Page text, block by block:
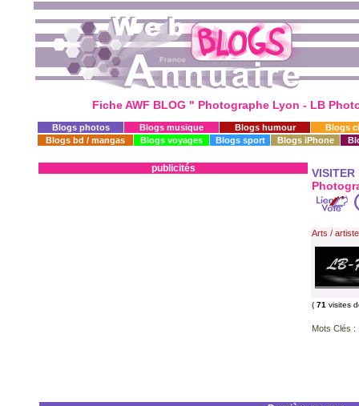
Fiche AWF BLOG " Photographe Lyon - LB
Blogs photos Blogs musique Blogs humour
Blogs
Blogs bd / mangas
Blogs voyages Blogs sport Blogs iPhone
publicités
Arts /
( 71 visites
Mots Clés :